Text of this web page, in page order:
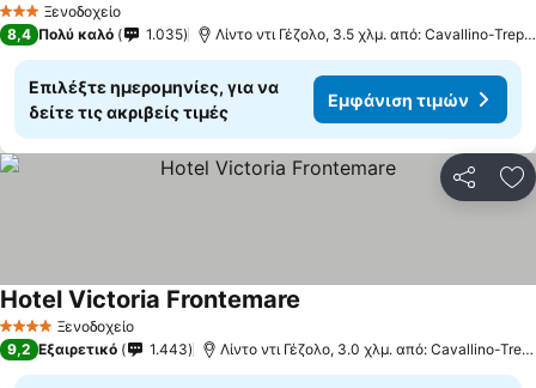
3 ΑστέριαΞενοδοχείο
8,4 Πολύ καλό 1.035 Λίντο ντι Γέζολο, 3.5 χλμ. από: Cavallino-
Επιλέξτε ημερομηνίες, για να
δείτε τις ακριβείς τιμές
Εμφάνιση τιμών
4 ΑστέριαΞενοδοχείο
Hotel Victoria Frontemare
9,2 Εξαιρετικό 1.443 Λίντο ντι Γέζολο, 3.0 χλμ. από: Cavallino-